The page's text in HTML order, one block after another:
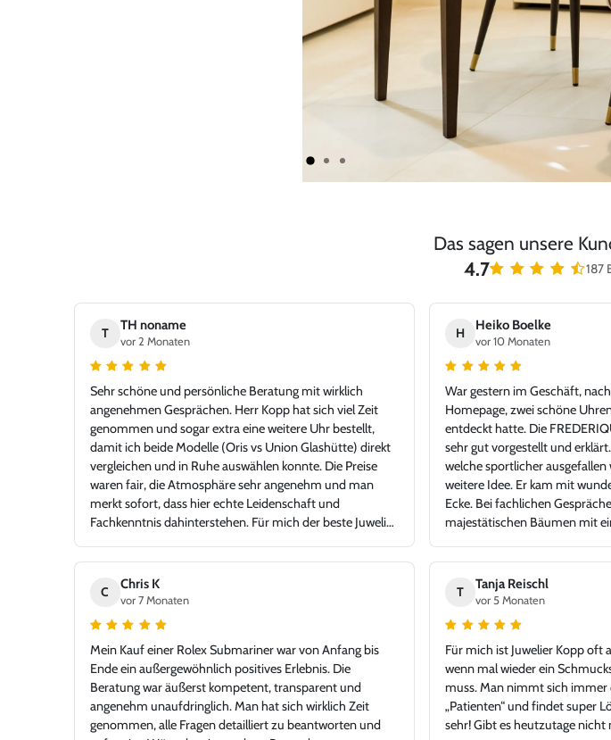
Das sagen unsere
4.7 187
T
TH noname
vor 2 Monaten
Sehr schöne und persönliche Beratung mit wirklich
angenehmen Gesprächen. Herr Kopp hat sich viel Zeit
genommen und sogar extra eine weitere Uhr bestellt,
damit ich beide Modelle (Oris vs Union Glashütte) direkt
vergleichen und in Ruhe auswählen konnte. Die Preise
waren fair, die Atmosphäre sehr angenehm und man
merkt sofort, dass hier echte Leidenschaft und
Fachkenntnis dahinterstehen. Für mich der beste Juwelier
in jeder Großstadt bestehen könnte. Ich bin sehr froh,
Juwelier Kopp gefunden zu haben, und werde definitiv
wiederkommen. Klare Empfehlung!
H
Heiko Boelke
vor 10 Monaten
War gestern im Geschäft,
Homepage, zwei schöne
entdeckt hatte. Die
sehr gut vorgestellt und
welche sportlicher
weitere Idee. Er kam mit
Ecke. Bei fachlichen
majestätischen Bäumen mit
Tolle Idee - glücklicher Kunde,
C
Chris K
vor 7 Monaten
Mein Kauf einer Rolex Submariner war von Anfang bis
Ende ein außergewöhnlich positives Erlebnis. Die
Beratung war äußerst kompetent, transparent und
angenehm unaufdringlich. Man hat sich wirklich Zeit
genommen, alle Fragen detailliert zu beantworten und
T
Tanja Reischl
vor 5 Monaten
Für mich ist Juwelier Kopp oft
wenn mal wieder ein
muss. Man nimmt sich immer
„Patienten“ und findet super
sehr! Gibt es heutzutage